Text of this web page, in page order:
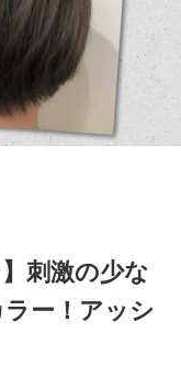
刺激の少な
ー！アッシ